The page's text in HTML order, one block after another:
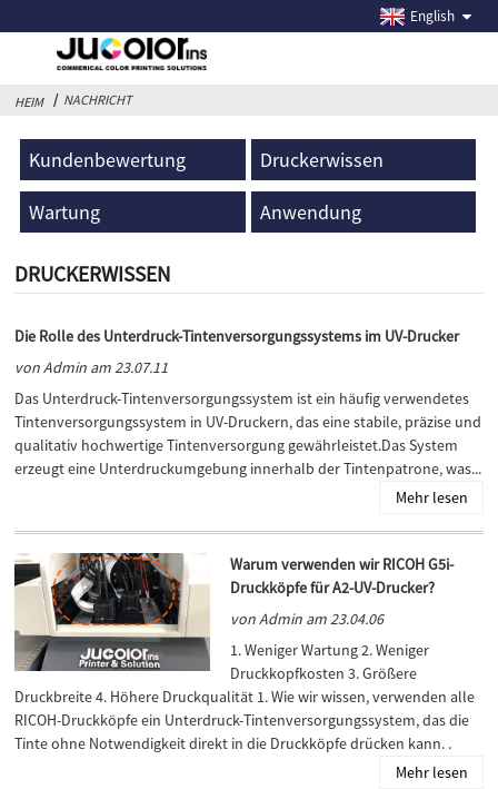
English
HEIM NACHRICHT
Kundenbewertung Druckerwissen
Wartung Anwendung
DRUCKERWISSEN
Die Rolle des Unterdruck-Tintenversorgungssystems im UV-Drucker
von Admin am 23.07.11
Das Unterdruck-Tintenversorgungssystem ist ein häufig verwendetes
Tintenversorgungssystem in UV-Druckern, das eine stabile, präzise und
qualitativ hochwertige Tintenversorgung gewährleistet.Das System
erzeugt eine Unterdruckumgebung innerhalb der Tintenpatrone, was...
Mehr lesen
Warum verwenden wir RICOH G5i-
Druckköpfe für A2-UV-Drucker?
von Admin am 23.04.06
1. Weniger Wartung 2. Weniger
Druckkopfkosten 3. Größere
Druckbreite 4. Höhere Druckqualität 1. Wie wir wissen, verwenden alle
RICOH-Druckköpfe ein Unterdruck-Tintenversorgungssystem, das die
Tinte ohne Notwendigkeit direkt in die Druckköpfe drücken kann. .
Mehr lesen